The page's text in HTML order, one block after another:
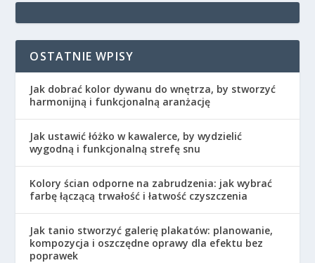
OSTATNIE WPISY
Jak dobrać kolor dywanu do wnętrza, by stworzyć
harmonijną i funkcjonalną aranżację
Jak ustawić łóżko w kawalerce, by wydzielić
wygodną i funkcjonalną strefę snu
Kolory ścian odporne na zabrudzenia: jak wybrać
farbę łączącą trwałość i łatwość czyszczenia
Jak tanio stworzyć galerię plakatów: planowanie,
kompozycja i oszczędne oprawy dla efektu bez
poprawek